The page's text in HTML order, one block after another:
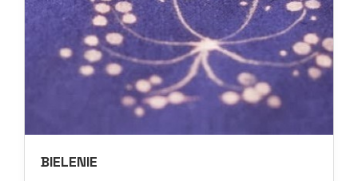
BIELENIE